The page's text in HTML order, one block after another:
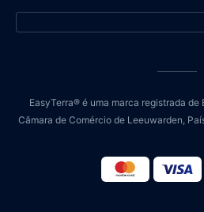
EasyTerra® é uma marca registrada de
Câmara de Comércio de Leeuwarden,